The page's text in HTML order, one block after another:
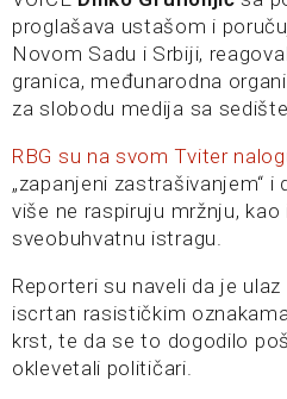
proglašava ustašom i
Novom Sadu i Srbiji,
granica, međunarodna
za slobodu medija sa
RBG su na svom Tviter
„zapanjeni zastrašivanjem“
više ne raspiruju mržnju, kao
sveobuhvatnu istragu.
Reporteri su naveli da je
iscrtan rasističkim
krst, te da se to dogodilo
oklevetali političari.